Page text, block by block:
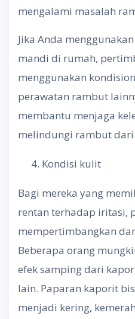
mengalami masalah
Jika Anda
mandi di rumah,
menggunakan
perawatan rambut
membantu menjaga
melindungi rambut
Kondisi kulit
Bagi mereka yang
rentan terhadap iritasi,
mempertimbangkan
Beberapa orang
efek samping dari
lain. Paparan kaporit
menjadi kering,